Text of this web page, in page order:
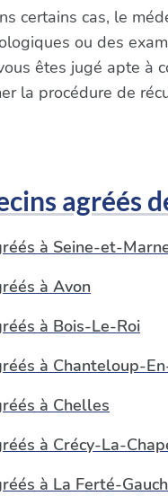
certains cas, le
ou des
êtes jugé apte à
la procédure de
agréés
à Seine-et-
à Avon
à Bois-Le-Roi
à Chanteloup-
à Chelles
à Crécy-La-
à La Ferté-